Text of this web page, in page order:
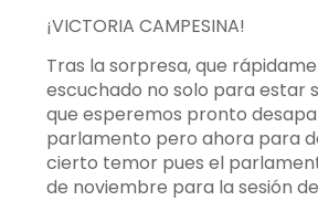
¡VICTORIA CAMPESINA!
Tras la sorpresa, que
escuchado no solo para estar
que esperemos pronto
parlamento pero ahora para
cierto temor pues el
de noviembre para la sesión